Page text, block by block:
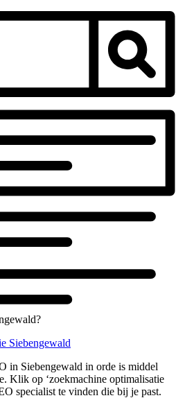
Siebengewald
in Siebengewald in orde is middel
Klik op ‘zoekmachine optimalisatie
specialist te vinden die bij je past.